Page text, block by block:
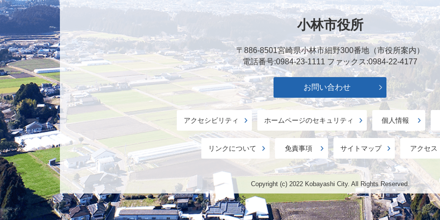
小林市役所
〒886-8501宮崎県小林市細野300番地（市役所案内）
電話番号:0984-23-1111 ファックス:0984-22-4177
お問い合わせ
アクセシビリティ ホームページのセキュリティ 個人情報
リンクについて 免責事項 サイトマップ アクセス
Copyright (c) 2022 Kobayashi City. All Rights Reserved.